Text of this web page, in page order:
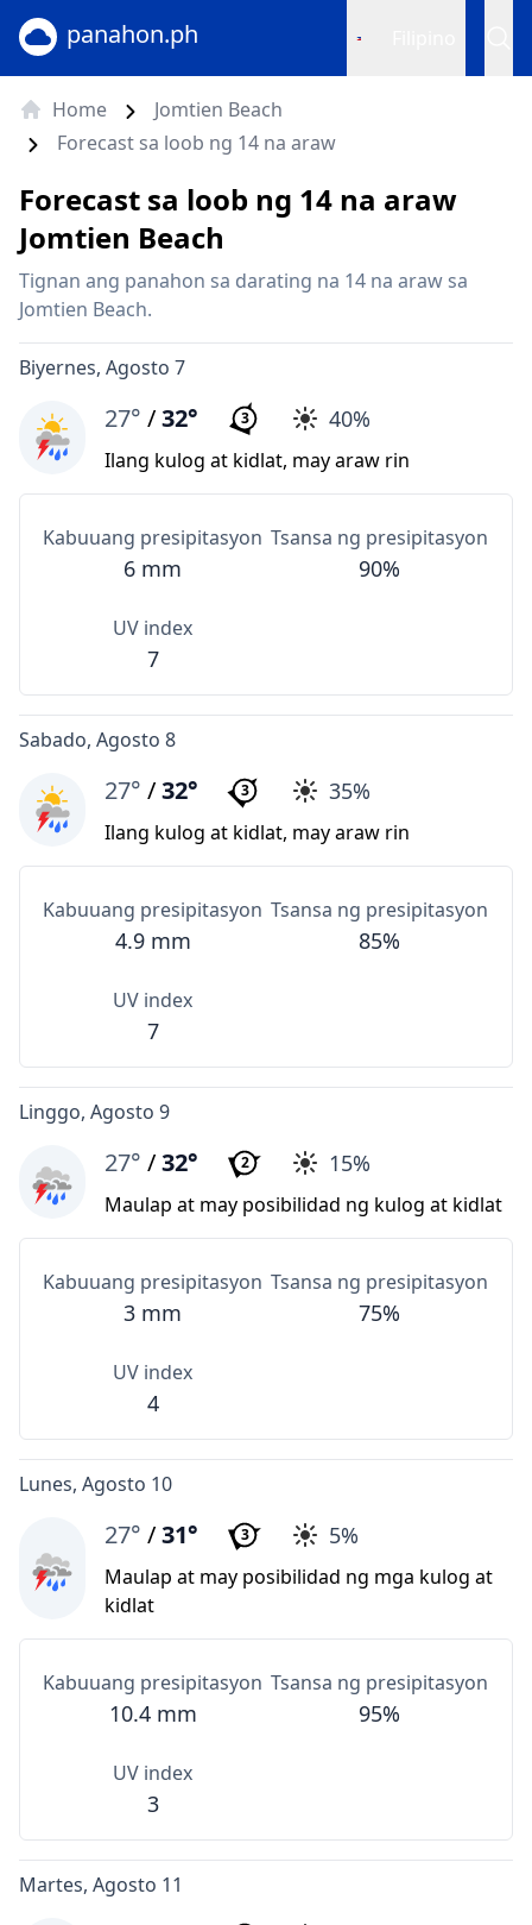
panahon.ph
Home
Jomtien Beach
Forecast sa loob ng 14 na araw
Forecast sa loob ng 14 na araw
Jomtien Beach
Tignan ang panahon sa darating na 14 na araw sa
Jomtien Beach.
Biyernes, Agosto 7
27° /32° 3 40%
Ilang kulog at kidlat, may araw rin
Kabuuang presipitasyon
6 mm
Tsansa ng presipitasyon
90%
UV index
7
Sabado, Agosto 8
27° /32° 3 35%
Ilang kulog at kidlat, may araw rin
Kabuuang presipitasyon
4.9 mm
Tsansa ng presipitasyon
85%
UV index
7
Linggo, Agosto 9
27° /32° 2 15%
Maulap at may posibilidad ng kulog at kidlat
Kabuuang presipitasyon
3 mm
Tsansa ng presipitasyon
75%
UV index
4
Lunes, Agosto 10
27° /31° 3 5%
Maulap at may posibilidad ng mga kulog at
kidlat
Kabuuang presipitasyon
10.4 mm
Tsansa ng presipitasyon
95%
UV index
3
Martes, Agosto 11